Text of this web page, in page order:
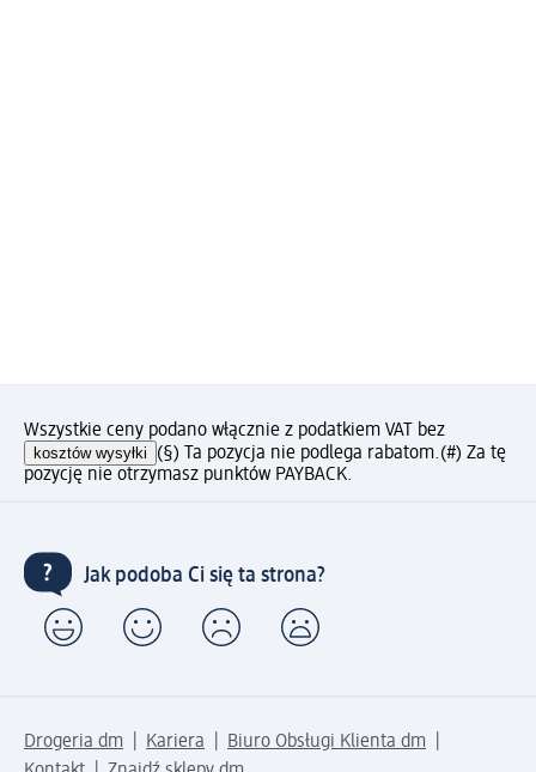
Wszystkie ceny podano włącznie z podatkiem VAT bez
kosztów wysyłki (§) Ta pozycja nie podlega rabatom.(#) Za tę
pozycję nie otrzymasz punktów PAYBACK.
Jak podoba Ci się ta strona?
Drogeria dm Kariera
Biuro Obsługi Klienta dm